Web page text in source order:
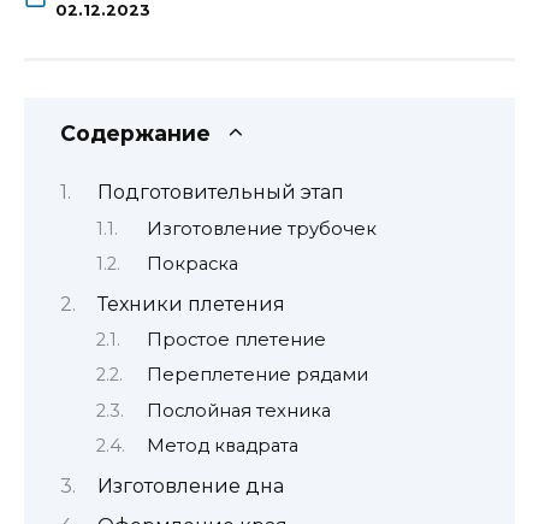
02.12.2023
Содержание
Подготовительный этап
Изготовление трубочек
Покраска
Техники плетения
Простое плетение
Переплетение рядами
Послойная техника
Метод квадрата
Изготовление дна